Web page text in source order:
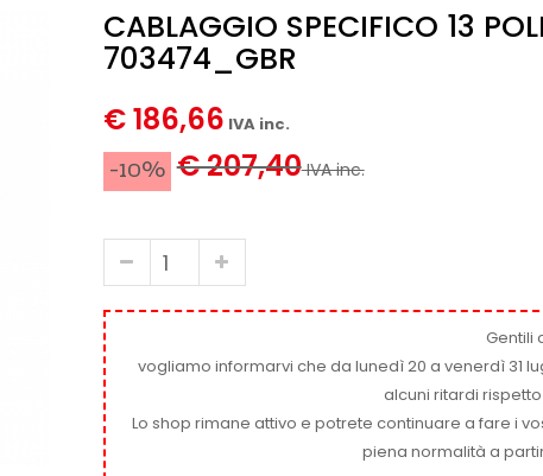
CABLAGGIO SPECIFICO 13
703474_GBR
€ 186,66 IVA inc.
-10% € 207,40IVA inc.
Gentili
vogliamo informarvi che da lunedì 20 a venerdì 31
alcuni ritardi
Lo shop rimane attivo e potrete continuare a fare i
piena normalità a